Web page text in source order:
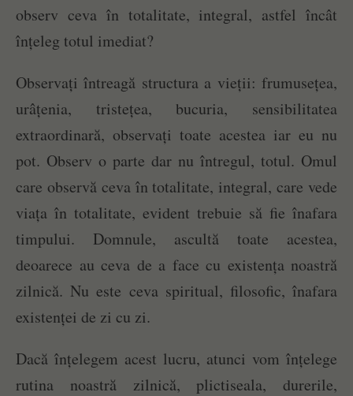
observ ceva în totalitate, integral, astfel încât
înțeleg totul imediat?
Observați întreagă structura a vieții: frumusețea,
urâțenia, tristețea, bucuria, sensibilitatea
extraordinară, observați toate acestea iar eu nu
pot. Observ o parte dar nu întregul, totul. Omul
care observă ceva în totalitate, integral, care vede
viața în totalitate, evident trebuie să fie înafara
timpului. Domnule, ascultă toate acestea,
deoarece au ceva de a face cu existența noastră
zilnică. Nu este ceva spiritual, filosofic, înafara
existenței de zi cu zi.
Dacă înțelegem acest lucru, atunci vom înțelege
rutina noastră zilnică, plictiseala, durerile,